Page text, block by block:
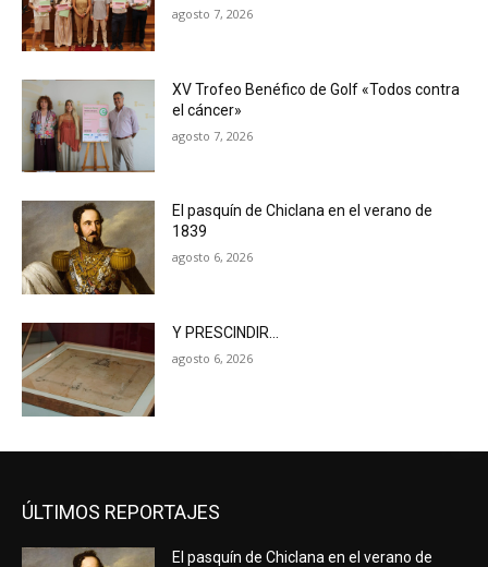
agosto 7, 2026
XV Trofeo Benéfico de Golf «Todos contra
el cáncer»
agosto 7, 2026
El pasquín de Chiclana en el verano de
1839
agosto 6, 2026
Y PRESCINDIR…
agosto 6, 2026
ÚLTIMOS REPORTAJES
El pasquín de Chiclana en el verano de